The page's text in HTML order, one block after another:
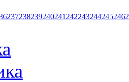
237238239240241 242243244245246